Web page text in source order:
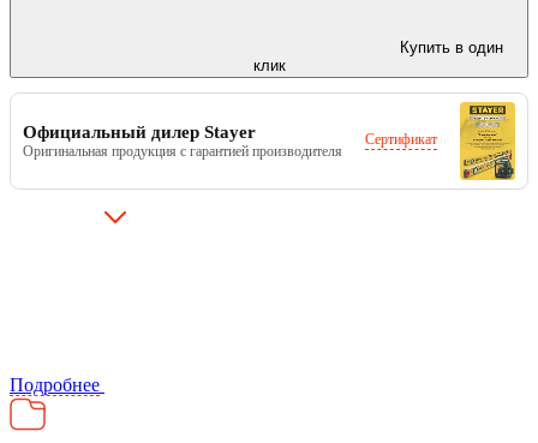
Купить в один
клик
Официальный дилер Stayer
Оригинальная продукция с гарантией производителя
Сертификат
Подробнее